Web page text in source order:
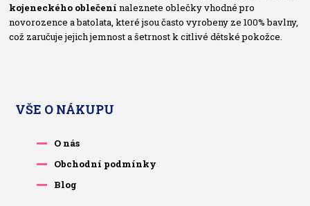
kojeneckého oblečení naleznete oblečky vhodné pro
novorozence a batolata, které jsou často vyrobeny ze 100% bavlny,
což zaručuje jejich jemnost a šetrnost k citlivé dětské pokožce.
VŠE O NÁKUPU
O nás
Obchodní podmínky
Blog